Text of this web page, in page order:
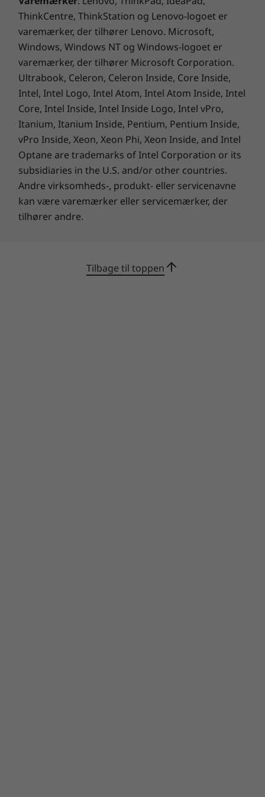
ThinkCentre, ThinkStation og Lenovo-logoet er
varemærker, der tilhører Lenovo. Microsoft,
Windows, Windows NT og Windows-logoet er
varemærker, der tilhører Microsoft Corporation.
Ultrabook, Celeron, Celeron Inside, Core Inside,
Intel, Intel Logo, Intel Atom, Intel Atom Inside, Intel
Core, Intel Inside, Intel Inside Logo, Intel vPro,
Itanium, Itanium Inside, Pentium, Pentium Inside,
vPro Inside, Xeon, Xeon Phi, Xeon Inside, and Intel
Optane are trademarks of Intel Corporation or its
subsidiaries in the U.S. and/or other countries.
Andre virksomheds-, produkt- eller servicenavne
kan være varemærker eller servicemærker, der
tilhører andre.
Tilbage til toppen